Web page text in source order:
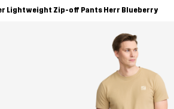
Lightweight Zip-off Pants Herr Blueberry